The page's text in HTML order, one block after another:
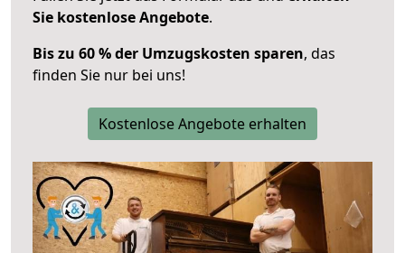
Sie kostenlose Angebote.
Bis zu 60 % der Umzugskosten sparen, das
finden Sie nur bei uns!
Kostenlose Angebote erhalten